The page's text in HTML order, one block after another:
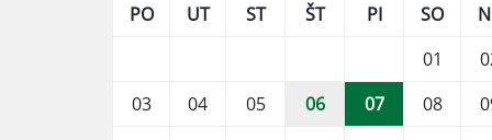
PO
UT ST ŠT PI SO
01
03
04 05 06 07 08